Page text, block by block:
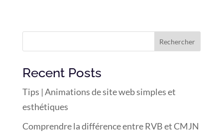
Rechercher
Recent Posts
Tips | Animations de site web simples et
esthétiques
Comprendre la différence entre RVB et CMJN